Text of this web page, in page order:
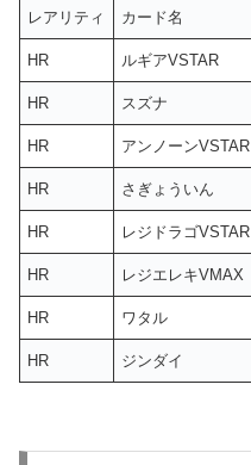
レアリティ カード名
HR ルギアVSTAR
HR スズナ
HR アンノーンVSTAR
HR さぎょういん
HR レジドラゴVSTAR
HR レジエレキVMAX
HR ワタル
HR ジンダイ